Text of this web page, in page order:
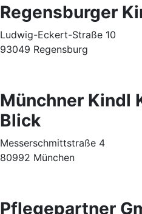
Regensburger
Ludwig-Eckert-Straße 10
93049 Regensburg
Münchner Kindl
Blick
Messerschmittstraße 4
80992 München
Pflegepartner